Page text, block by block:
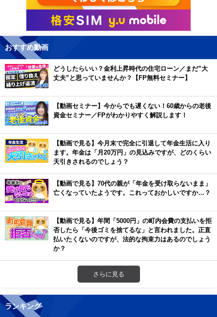
おすすめ動画
どうしたらいい？金利上昇時代の住宅ローン／まだ”大
丈夫”と思っていませんか？【FP無料セミナー】
【動画セミナー】今からでも遅くない！60歳からの老後
資金セミナー／FPがわかりやすく解説します！
【動画で見る】今月末で完全に引退して年金生活に入り
ます。年金は「月20万円」の見込みですが、どのくらい
天引きされるのでしょう？
【動画で見る】70代の親が「年金を受け取らないまま」
亡くなっていたようです。これっておかしいですか…？
【動画で見る】年間「5000円」の町内会費の支払いを拒
否したら「今後ゴミを捨てるな」と言われました。正直
払いたくないのですが、法的な拘束力はあるのでしょう
か？
さらに見る
ランキング